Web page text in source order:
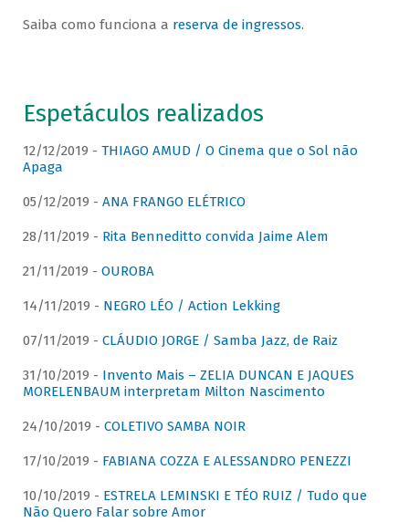
Saiba como funciona a reserva de ingressos.
Espetáculos realizados
12/12/2019 - THIAGO AMUD / O Cinema que o Sol não
Apaga
05/12/2019 - ANA FRANGO ELÉTRICO
28/11/2019 - Rita Benneditto convida Jaime Alem
21/11/2019 - OUROBA
14/11/2019 - NEGRO LÉO / Action Lekking
07/11/2019 - CLÁUDIO JORGE / Samba Jazz, de Raiz
31/10/2019 - Invento Mais – ZELIA DUNCAN E JAQUES
MORELENBAUM interpretam Milton Nascimento
24/10/2019 - COLETIVO SAMBA NOIR
17/10/2019 - FABIANA COZZA E ALESSANDRO PENEZZI
10/10/2019 - ESTRELA LEMINSKI E TÉO RUIZ / Tudo que
Não Quero Falar sobre Amor